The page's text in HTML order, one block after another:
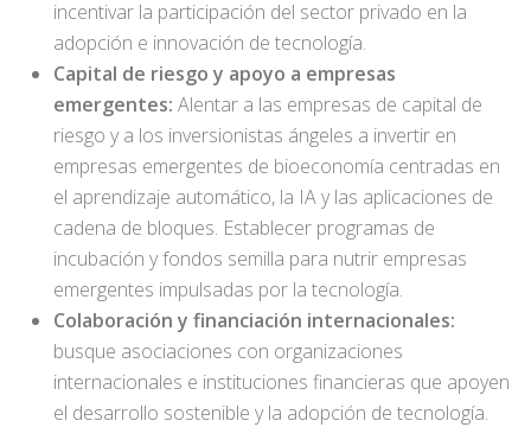
incentivar la participación del sector privado en la
adopción e innovación de tecnología.
Capital de riesgo y apoyo a empresas
emergentes: Alentar a las empresas de capital de
riesgo y a los inversionistas ángeles a invertir en
empresas emergentes de bioeconomía centradas en
el aprendizaje automático, la IA y las aplicaciones de
cadena de bloques. Establecer programas de
incubación y fondos semilla para nutrir empresas
emergentes impulsadas por la tecnología.
Colaboración y financiación internacionales:
busque asociaciones con organizaciones
internacionales e instituciones financieras que apoyen
el desarrollo sostenible y la adopción de tecnología.